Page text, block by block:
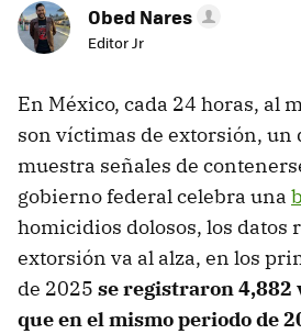
Obed Nares
Editor Jr
En México, cada 24 horas, al
son víctimas de extorsión, un
muestra señales de
gobierno federal celebra una
homicidios dolosos, los datos
extorsión va al alza, en los
de 2025 se registraron 4,882
que en el mismo periodo de